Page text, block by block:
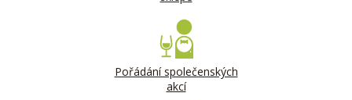
Pořádání společenských
akcí